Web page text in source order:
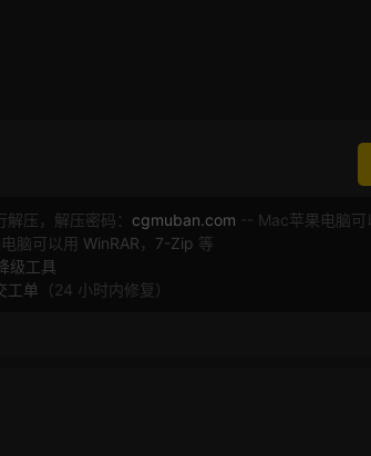
压，解压密码： cgmuban.com -- Mac苹果电脑可
脑可以用 WinRAR ， 7-Zip 等
级工具
工单 （24 小时内修复）